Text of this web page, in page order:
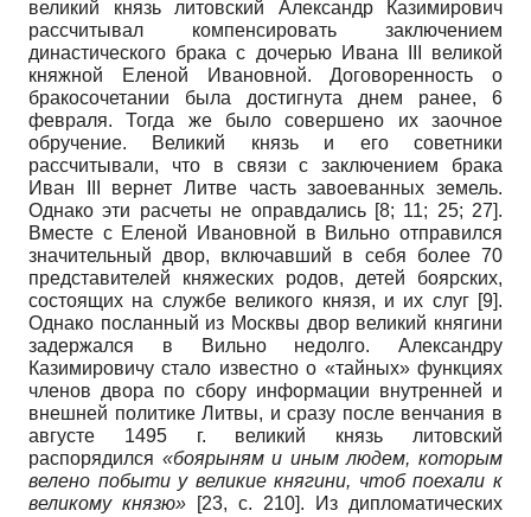
великий князь литовский Александр Казимирович
рассчитывал компенсировать заключением
династического брака с дочерью Ивана III великой
княжной Еленой Ивановной. Договоренность о
бракосочетании была достигнута днем ранее, 6
февраля. Тогда же было совершено их заочное
обручение. Великий князь и его советники
рассчитывали, что в связи с заключением брака
Иван III вернет Литве часть завоеванных земель.
Однако эти расчеты не оправдались [8; 11; 25; 27].
Вместе с Еленой Ивановной в Вильно отправился
значительный двор, включавший в себя более 70
представителей княжеских родов, детей боярских,
состоящих на службе великого князя, и их слуг [9].
Однако посланный из Москвы двор великий княгини
задержался в Вильно недолго. Александру
Казимировичу стало известно о «тайных» функциях
членов двора по сбору информации внутренней и
внешней политике Литвы, и сразу после венчания в
августе 1495 г. великий князь литовский
распорядился «боярыням и иным людем, которым
велено побыти у великие княгини, чтоб поехали к
великому князю»
[23, с. 210]. Из дипломатических